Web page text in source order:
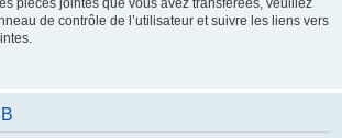
pièces jointes que vous avez transférées, veuillez
de contrôle de l’utilisateur et suivre les liens vers